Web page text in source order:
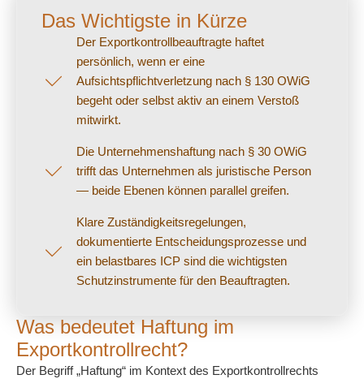
Das Wichtigste in Kürze
Der Exportkontrollbeauftragte haftet
persönlich, wenn er eine
Aufsichtspflichtverletzung nach § 130 OWiG
begeht oder selbst aktiv an einem Verstoß
mitwirkt.
Die Unternehmenshaftung nach § 30 OWiG
trifft das Unternehmen als juristische Person
— beide Ebenen können parallel greifen.
Klare Zuständigkeitsregelungen,
dokumentierte Entscheidungsprozesse und
ein belastbares ICP sind die wichtigsten
Schutzinstrumente für den Beauftragten.
Was bedeutet Haftung im
Exportkontrollrecht?
Der Begriff „Haftung“ im Kontext des Exportkontrollrechts